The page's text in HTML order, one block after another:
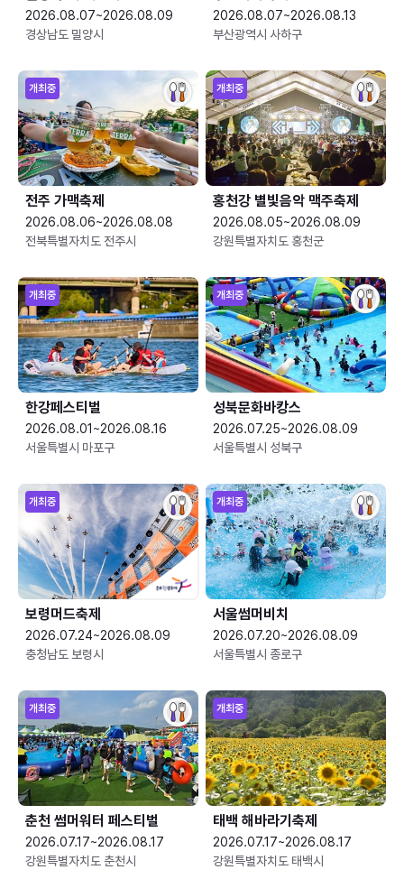
2026.08.07~2026.08.09
경상남도 밀양시
2026.08.07~2026.08.13
부산광역시 사하구
개최중
전주 가맥축제
2026.08.06~2026.08.08
전북특별자치도 전주시
개최중
홍천강 별빛음악 맥주축제
2026.08.05~2026.08.09
강원특별자치도 홍천군
개최중
한강페스티벌
2026.08.01~2026.08.16
서울특별시 마포구
개최중
성북문화바캉스
2026.07.25~2026.08.09
서울특별시 성북구
개최중
보령머드축제
2026.07.24~2026.08.09
충청남도 보령시
개최중
서울썸머비치
2026.07.20~2026.08.09
서울특별시 종로구
개최중
춘천 썸머워터 페스티벌
2026.07.17~2026.08.17
강원특별자치도 춘천시
개최중
태백 해바라기축제
2026.07.17~2026.08.17
강원특별자치도 태백시